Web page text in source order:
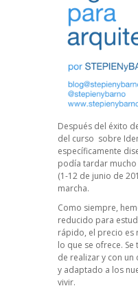
Después del éxito
del curso sobre
específicamente
podía tardar
(1-12 de junio de
marcha.
Como siempre,
reducido para
rápido, el precio es
lo que se ofrece.
de realizar y con
y adaptado a los
vivir.